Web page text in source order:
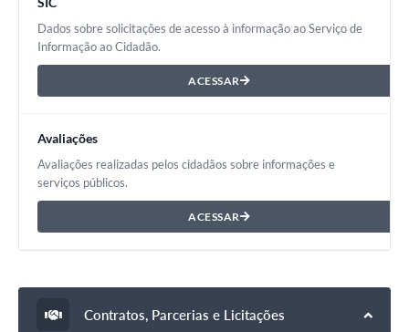
Dados sobre solicitações de acesso à informação ao Serviço de
Informação ao Cidadão.
ACESSAR
Avaliações
Avaliações realizadas pelos cidadãos sobre informações e
serviços públicos.
ACESSAR
Contratos, Parcerias e Licitações